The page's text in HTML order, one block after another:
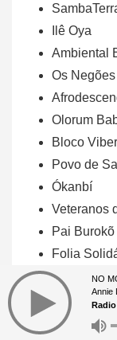
Ilê Oya
Ambiental
Os Negões
Olorum
Bloco Viber
Povo de
Ókanbí
Veteranos
Pai Burokõ
Folia
Afoxé
Furacão
NO
Annie